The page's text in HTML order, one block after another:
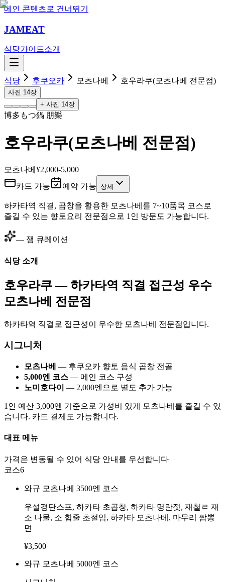
메인 콘텐츠로 건너뛰기
JAMEAT
식당가이드소개
식당 후쿠오카 모츠나베 호우라쿠(모츠나베 전문점)
사진 14장
+ 사진 14장
博多もつ鍋 朋樂
호우라쿠(모츠나베 전문점)
모츠나베 ¥2,000-5,000
카드 가능
예약 가능 상세
하카타역 직결, 곱창을 활용한 모츠나베를 7~10품목 코스로
즐길 수 있는 향토요리 전문점으로 1인 방문도 가능합니다.
— 잼 큐레이션
식당 소개
호우라쿠 — 하카타역 직결 접근성 우수
모츠나베 전문점
하카타역 직결로 접근성이 우수한 모츠나베 전문점입니다.
시그니처
모츠나베 — 후쿠오카 향토 음식 곱창 전골
5,000엔 코스 — 메인 코스 구성
노미호다이 — 2,000엔으로 별도 추가 가능
1인 예산 3,000엔 기준으로 가성비 있게 모츠나베를 즐길 수 있
습니다. 카드 결제도 가능합니다.
대표 메뉴
가격은 변동될 수 있어 식당 안내를 우선합니다
코스6
와규 모츠나베 3500엔 코스
우설경단스프, 하카타 초곱창, 하카타 명란젓, 재철ㄹ 재
소 나물, 소 힘줄 초절임, 하카타 모츠나베, 마무리 짬뽕
면
¥3,500
와규 모츠나베 5000엔 코스